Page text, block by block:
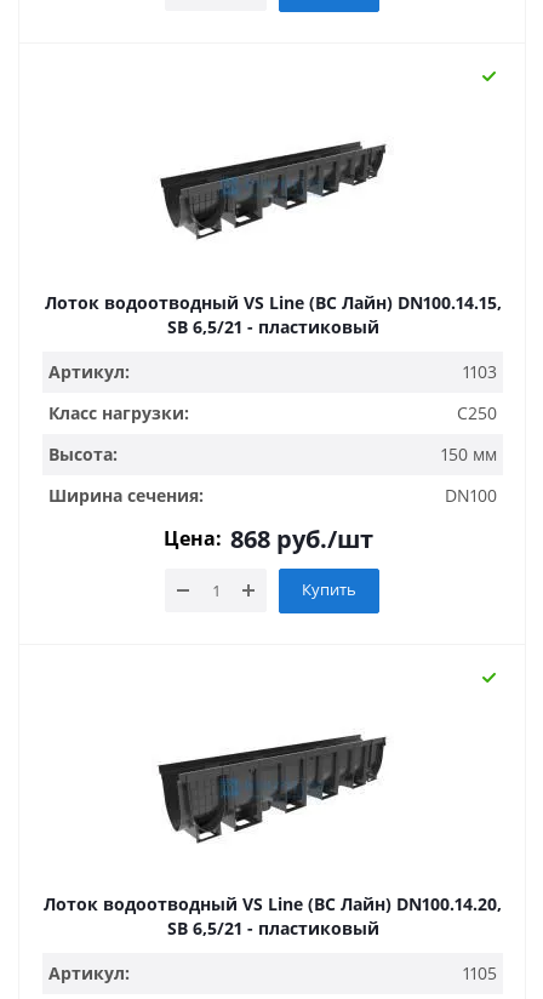
Лоток водоотводный VS Line (ВС Лайн) DN100.14.15,
SB 6,5/21 - пластиковый
Артикул:
1103
Класс нагрузки:
C250
Высота:
150 мм
Ширина сечения:
DN100
Цена: 868 руб./шт
Купить
Лоток водоотводный VS Line (ВС Лайн) DN100.14.20,
SB 6,5/21 - пластиковый
Артикул:
1105